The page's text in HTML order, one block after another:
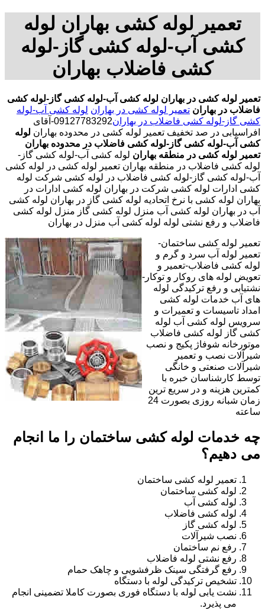
تعمیر لوله کشی بهاران لوله
کشی آب-لوله کشی گاز-لوله
کشی فاضلاب بهاران
تعمیر لوله کشی در بهاران لوله کشی آب-لوله کشی گاز-لوله کشی
فاضلاب در بهاران تعمیر لوله کشی در بهاران لوله کشی آب-لوله
کشی گاز-لوله کشی فاضلاب در بهاران
09127783292-آقای
افراسیابی در صد تخفیف تعمیر لوله کشی در محدوده بهاران لوله
کشی آب-لوله کشی گاز-لوله کشی فاضلاب در محدوده بهاران
تعمیر لوله کشی در منطقه بهاران لوله کشی آب-لوله کشی گاز-
لوله کشی فاضلاب در منطقه بهاران تعمیر لوله کشی در لوله کشی
آب-لوله کشی گاز-لوله کشی فاضلاب در لوله کشی شرکت لوله
کشی ادارات لوله کشی شرکت در بهاران لوله کشی ادارات در
بهاران لوله کشی با نرخ اتحادیه لوله کشی گاز در بهاران لوله کشی
آب در بهاران لوله کشی آب منزل لوله کشی گاز منزل لوله کشی
فاضلاب و رفع نشتی لوله لوله کشی آب منزل در بهاران
تعمیر لوله کشی ساختمان-
تعمیر لوله آب سرد و گرم و
لوله کشی فاضلاب-تعمیر و
تعویض لوله های روکار و توکار-
نشتیابی و رفع ترکیدگی لوله
های آب خدمات لوله کشی
امداد تاسیسات و تعمیرات و
سرویس لوله کشی آب لوله
کشی گاز لوله کشی فاضلاب
موتورخانه شوفاژ پکیج و نصب
شیرآلات نصب و تعمیر
شیرآلات صنعتی و خانگی
توسط کارشناسان خبره با
کمترین هزینه و در سریع ترین
زمان شبانه روزی بصورت 24
ساعته
چه خدمات لوله کشی ساختمان را ما انجام
می دهیم؟
تعمیر لوله کشی ساختمان
لوله کشی ساختمان
لوله کشی آب
لوله کشی فاضلاب
لوله کشی گاز
نصب شیرآلات
رفع نم ساختمان
رفع نشتی لوله فاضلاب
رفع گرفتگی سینک ظرفشویی و چاهک حمام
تشخیص ترکیدگی لوله با دستگاه
نشت یابی لوله با دستگاه فوری بصورت کاملا تضمینی انجام
می پذیرد.